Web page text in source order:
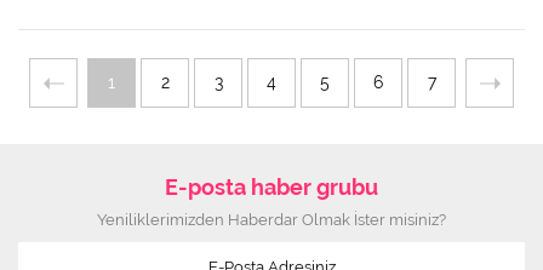
1 2 3 4 5 6 7
E-posta haber grubu
Yeniliklerimizden Haberdar Olmak İster misiniz?